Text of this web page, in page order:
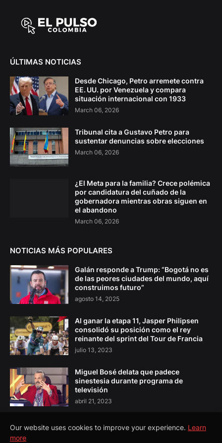
ÚLTIMAS NOTICIAS
Desde Chicago, Petro arremete contra
EE. UU. por Venezuela y compara
situación internacional con 1933
March 06, 2026
Tribunal cita a Gustavo Petro para
sustentar denuncias sobre elecciones
March 06, 2026
¿El Meta para la familia? Crece polémica
por candidatura del cuñado de la
gobernadora mientras obras siguen en
el abandono
March 06, 2026
NOTICIAS MÁS POPULARES
Galán responde a Trump: “Bogotá no es
de las peores ciudades del mundo, aquí
construimos futuro”
agosto 14, 2025
Al ganar la etapa 11, Jasper Philipsen
consolidó su posición como el rey
reinante del sprint del Tour de Francia
julio 13, 2023
Miguel Bosé delata que padece
sinestesia durante programa de
televisión
abril 21, 2023
Our website uses cookies to improve your experience. Learn
more